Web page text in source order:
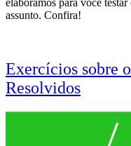
elaboramos para você
assunto. Confira!
Exercícios sobre
Resolvidos